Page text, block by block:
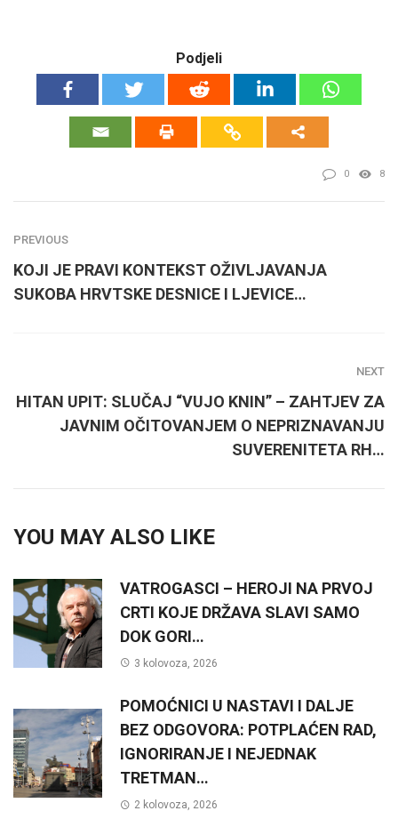
Podjeli
0 8
PREVIOUS
KOJI JE PRAVI KONTEKST OŽIVLJAVANJA
SUKOBA HRVTSKE DESNICE I LJEVICE…
NEXT
HITAN UPIT: SLUČAJ “VUJO KNIN” – ZAHTJEV ZA
JAVNIM OČITOVANJEM O NEPRIZNAVANJU
SUVERENITETA RH…
YOU MAY ALSO LIKE
VATROGASCI – HEROJI NA PRVOJ
CRTI KOJE DRŽAVA SLAVI SAMO
DOK GORI…
3 kolovoza, 2026
POMOĆNICI U NASTAVI I DALJE
BEZ ODGOVORA: POTPLAĆEN RAD,
IGNORIRANJE I NEJEDNAK
TRETMAN…
2 kolovoza, 2026